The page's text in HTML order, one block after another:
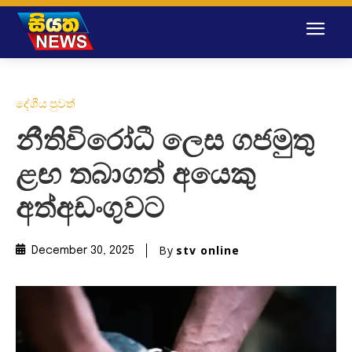
දේශීය පුවත්
නීතිවිරෝධී ලෙස ගජමුතු
ළඟ තබාගත් අයෙකු
අත්අඩංගුවට
December 30, 2025 By stv online